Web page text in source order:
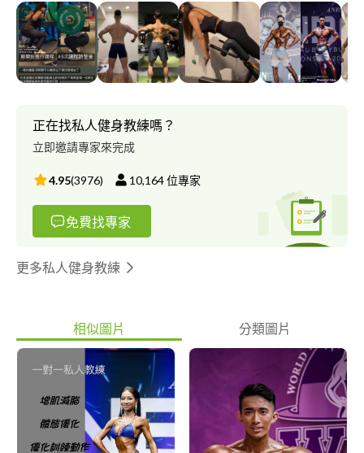
能/體態雕塑/增肌減脂/健美訓練 ACE-CPT/AFAA-WT 比賽成績：
2021 IFBB Regional Men’s Physique Class E 4th 2023 ANBC
Men’s Men’s Physique Super Novice Class C? 任何課程問題歡迎
詢問
正在找私人健身教練嗎？
立即邀請專家來完成
4.95(3976) 10,164位專家
免費找專家
更多私人健身教練
相似圖片 分類圖片